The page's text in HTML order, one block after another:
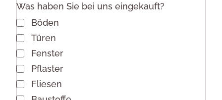
Was haben Sie bei uns eingekauft?
Böden
Türen
Fenster
Pflaster
Fliesen